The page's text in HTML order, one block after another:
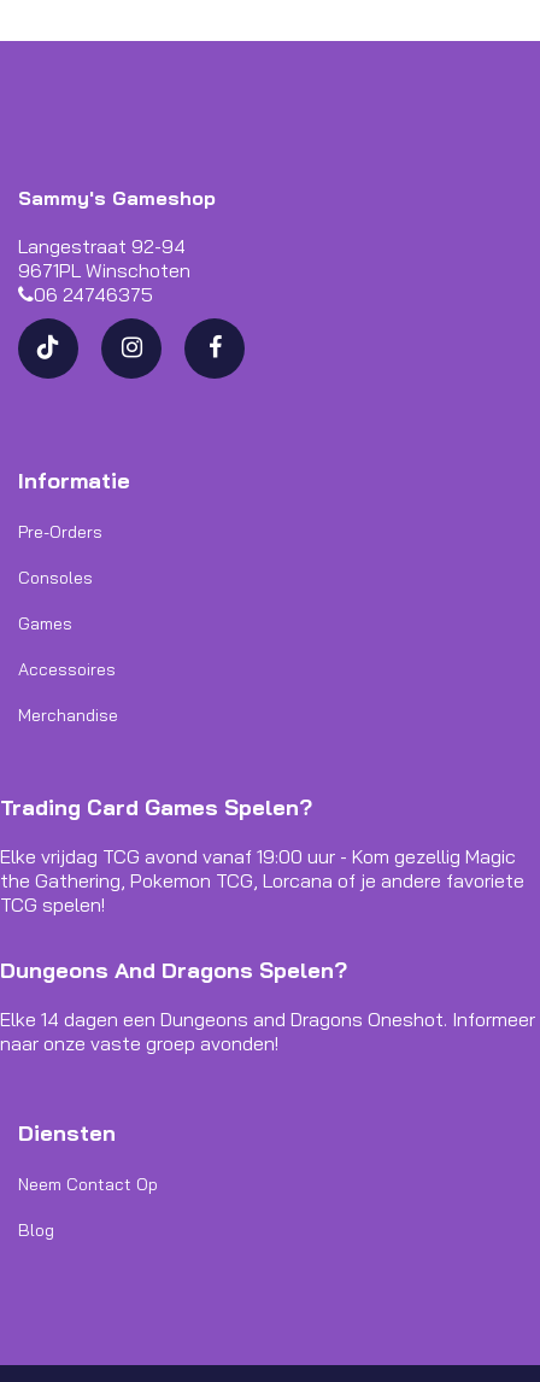
Sammy's Gameshop
Langestraat 92-94
9671PL Winschoten
06 24746375
Informatie
Pre-Orders
Consoles
Games
Accessoires
Merchandise
Trading Card Games Spelen?
Elke vrijdag TCG avond vanaf 19:00 uur - Kom gezellig Magic
the Gathering, Pokemon TCG, Lorcana of je andere favoriete
TCG spelen!
Dungeons And Dragons Spelen?
Elke 14 dagen een Dungeons and Dragons Oneshot. Informeer
naar onze vaste groep avonden!
Diensten
Neem Contact Op
Blog